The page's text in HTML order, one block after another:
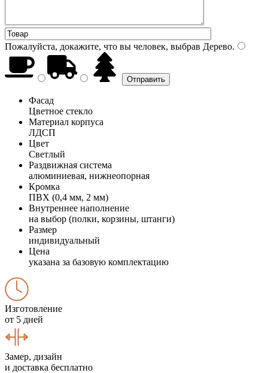
Пожалуйста, докажите, что вы человек, выбрав Дерево.
Фасад
Цветное стекло
Материал корпуса
ЛДСП
Цвет
Светлый
Раздвижная система
алюминиевая, нижнеопорная
Кромка
ПВХ (0,4 мм, 2 мм)
Внутреннее наполнение
на выбор (полки, корзины, штанги)
Размер
индивидуальный
Цена
указана за базовую комплектацию
Изготовление
от 5 дней
Замер, дизайн
и доставка бесплатно